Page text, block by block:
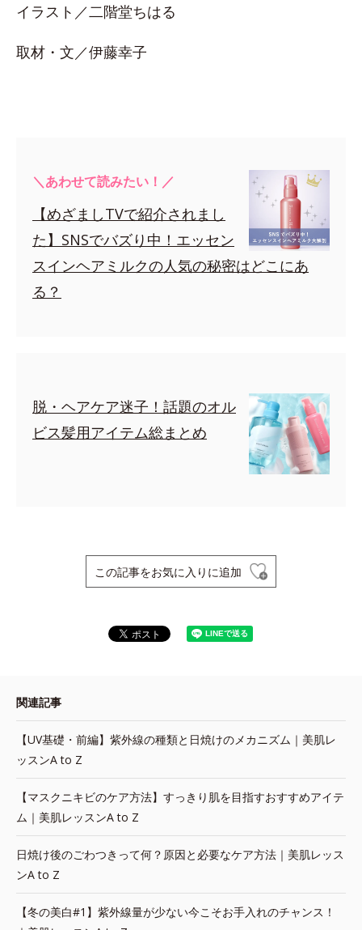
イラスト／二階堂ちはる
取材・文／伊藤幸子
＼あわせて読みたい！／
【めざましTVで紹介されまし
た】SNSでバズり中！エッセン
スインヘアミルクの人気の秘密はどこにあ
る？
脱・ヘアケア迷子！話題のオル
ビス髪用アイテム総まとめ
この記事をお気に入りに追加
関連記事
【UV基礎・前編】紫外線の種類と日焼けのメカニズム｜美肌レ
ッスンA to Z
【マスクニキビのケア方法】すっきり肌を目指すおすすめアイテ
ム｜美肌レッスンA to Z
日焼け後のごわつきって何？原因と必要なケア方法｜美肌レッス
ンA to Z
【冬の美白#1】紫外線量が少ない今こそお手入れのチャンス！